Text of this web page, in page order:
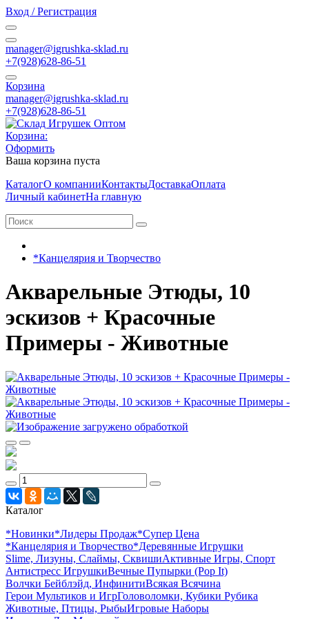
Вход / Регистрация
manager@igrushka-sklad.ru
+7(928)628-86-51
Корзина
manager@igrushka-sklad.ru
+7(928)628-86-51
Корзина:
Оформить
Ваша корзина пуста
КаталогО компанииКонтактыДоставкаОплата
Личный кабинетНа главную
*Канцелярия и Творчество
Акварельные Этюды, 10
эскизов + Красочные
Примеры - Животные
Каталог
*Новинки*Лидеры Продаж*Супер Цена
*Канцелярия и Творчество*Деревянные Игрушки
Slime, Лизуны, Слаймы, СквишиАктивные Игры, Спорт
Антистресс ИгрушкиВечные Пупырки (Pop It)
Волчки Бейблэйд, ИнфинитиВсякая Всячина
Герои Мультиков и ИгрГоловоломки, Кубики Рубика
Животные, Птицы, РыбыИгровые Наборы